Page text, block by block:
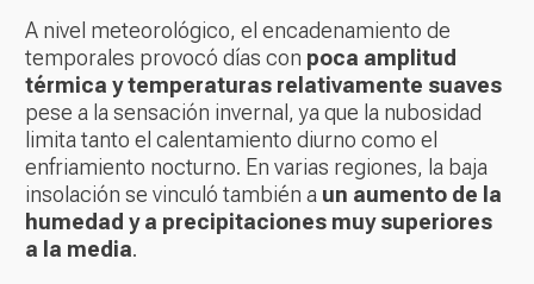
A nivel meteorológico, el encadenamiento de
temporales provocó días con poca amplitud
térmica y temperaturas relativamente suaves
pese a la sensación invernal, ya que la nubosidad
limita tanto el calentamiento diurno como el
enfriamiento nocturno. En varias regiones, la baja
insolación se vinculó también a un aumento de la
humedad y a precipitaciones muy superiores
a la media.